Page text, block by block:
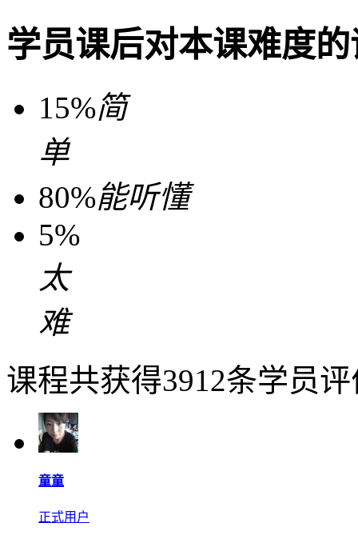
学员课后对本课难度
15%简
单
80%能听懂
5%
太
难
课程共获得3912条学员
童童
正式用户